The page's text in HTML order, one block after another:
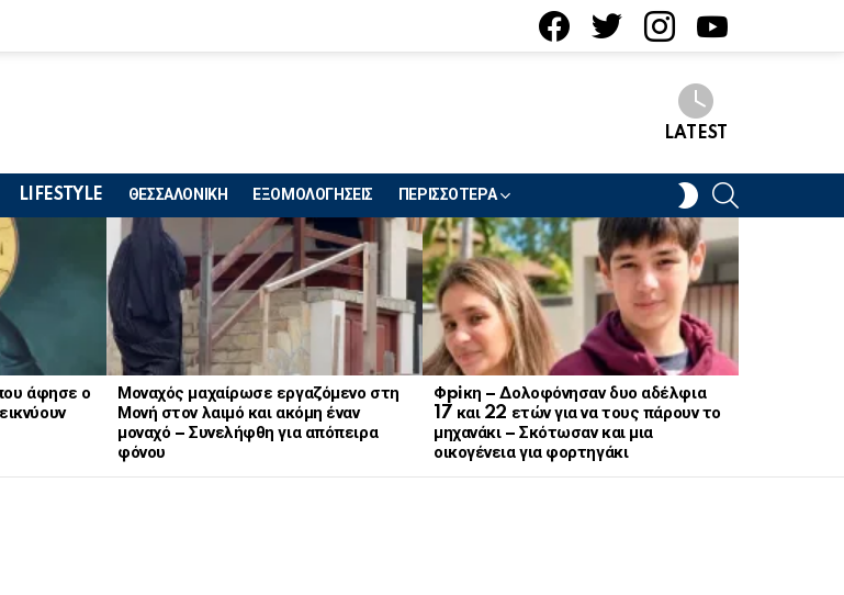
LATEST
LIFESTYLE ΘΕΣΣΑΛΟΝΙΚΗ ΕΞΟΜΟΛΟΓΗΣΕΙΣ ΠΕΡΙΣΣΟΤΕΡΑ
SWITCH
SKIN
άφησε ο
Μοναχός μαχαίρωσε εργαζόμενο στη
Μονή στον λαιμό και ακόμη έναν
μοναχό – Συνελήφθη για απόπειρα
φόνου
Φpiκη – Δολοφόνησαν δυο αδέλφια
17 και 22 ετών για να τους πάρουν το
μηχανάκι – Σκότωσαν και μια
οικογένεια για φορτηγάκι